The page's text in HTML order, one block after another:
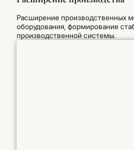
Расширение производственных
оборудования, формирование
производственной системы.